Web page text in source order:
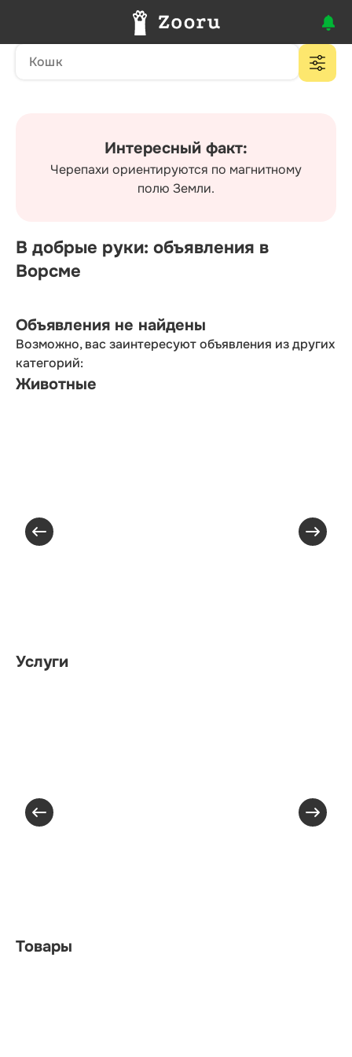
Интересный факт:
Черепахи ориентируются по магнитному
полю Земли.
В добрые руки: объявления в
Ворсме
Объявления не найдены
Возможно, вас заинтересуют объявления из других
категорий:
Животные
Услуги
Товары